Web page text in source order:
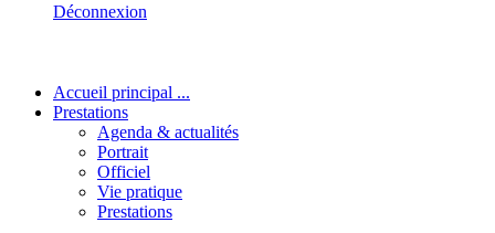
Déconnexion
Accueil principal ...
Prestations
Agenda & actualités
Portrait
Officiel
Vie pratique
Prestations